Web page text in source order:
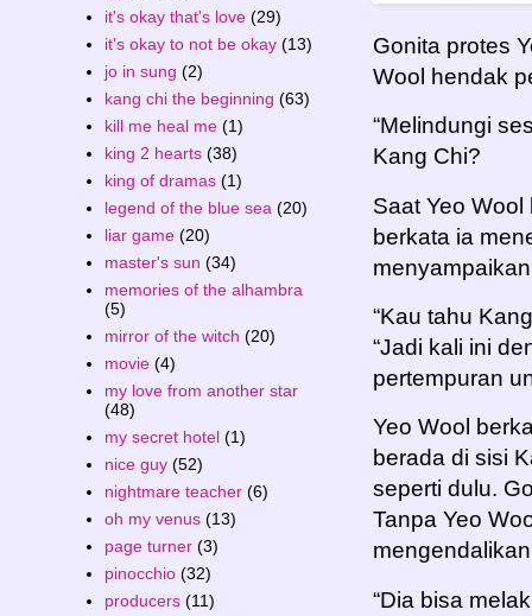
Gonita protes
Wool hendak
“Melindungi
Kang Chi?
Saat Yeo
berkata ia
“Kau tahu
“Jadi kali ini
pertempuran
Yeo Wool
berada di sisi
seperti dulu.
Tanpa Yeo
“Dia bisa
it's okay that's love (29)
it's okay to not be okay (13)
jo in sung (2)
kang chi the beginning (63)
kill me heal me (1)
king 2 hearts (38)
king of dramas (1)
legend of the blue sea (20)
liar game (20)
master's sun (34)
memories of the alhambra
(5)
mirror of the witch (20)
movie (4)
my love from another star
(48)
my secret hotel (1)
nice guy (52)
nightmare teacher (6)
oh my venus (13)
page turner (3)
pinocchio (32)
producers (11)